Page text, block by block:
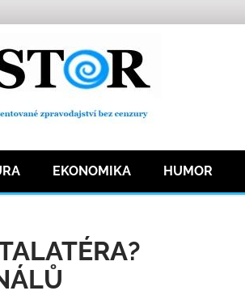
EKONOMIKA HUMOR